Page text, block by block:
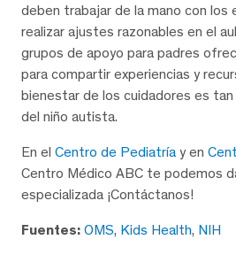
deben trabajar de la mano con los
realizar ajustes razonables en el
grupos de apoyo para padres
para compartir experiencias y
bienestar de los cuidadores es
del niño autista.
En el Centro de Pediatría y en
Centro Médico ABC te podemos
especializada ¡Contáctanos!
Fuentes: OMS, Kids Health, NIH